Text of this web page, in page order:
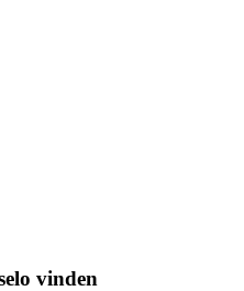
vinden